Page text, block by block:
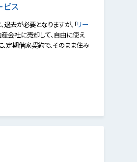
ビス
退去が必要となりますが、「リー
会社に売却して、自由に使え
定期借家契約で、そのまま住み